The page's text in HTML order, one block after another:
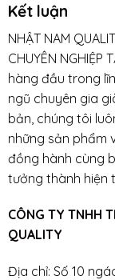
Kết luận
NHẬT NAM
CHUYÊN NGHIỆP
hàng đầu trong
ngũ chuyên gia
bản, chúng tôi
những sản phẩm
đồng hành cùng
tưởng thành hiện
CÔNG TY TNHH
QUALITY
Địa chỉ: Số 10